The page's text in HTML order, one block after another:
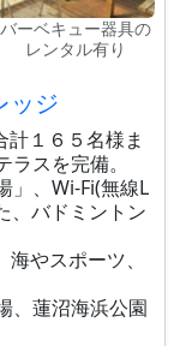
バーベキュー器具の
レンタル有り
ッジ
１６５名様ま
スを完備。
」、Wi-Fi(無線L
、バドミントン
やスポーツ、
、蓮沼海浜公園